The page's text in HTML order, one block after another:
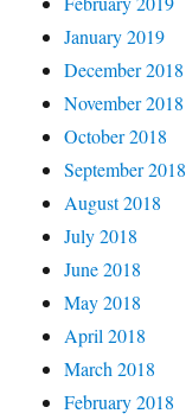
January 2019
December 2018
November 2018
October 2018
September 2018
August 2018
July 2018
June 2018
May 2018
April 2018
March 2018
February 2018